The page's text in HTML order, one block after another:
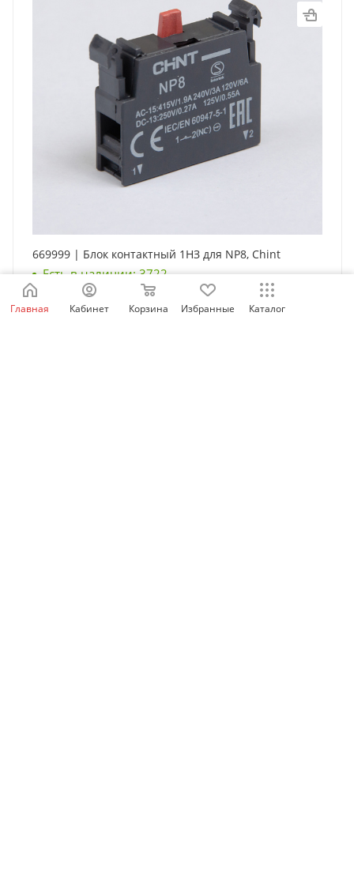
669999 | Блок контактный 1НЗ для NP8, Chint
Есть в наличии: 3722
342 /шт
Главная Кабинет Корзина Избранные Каталог